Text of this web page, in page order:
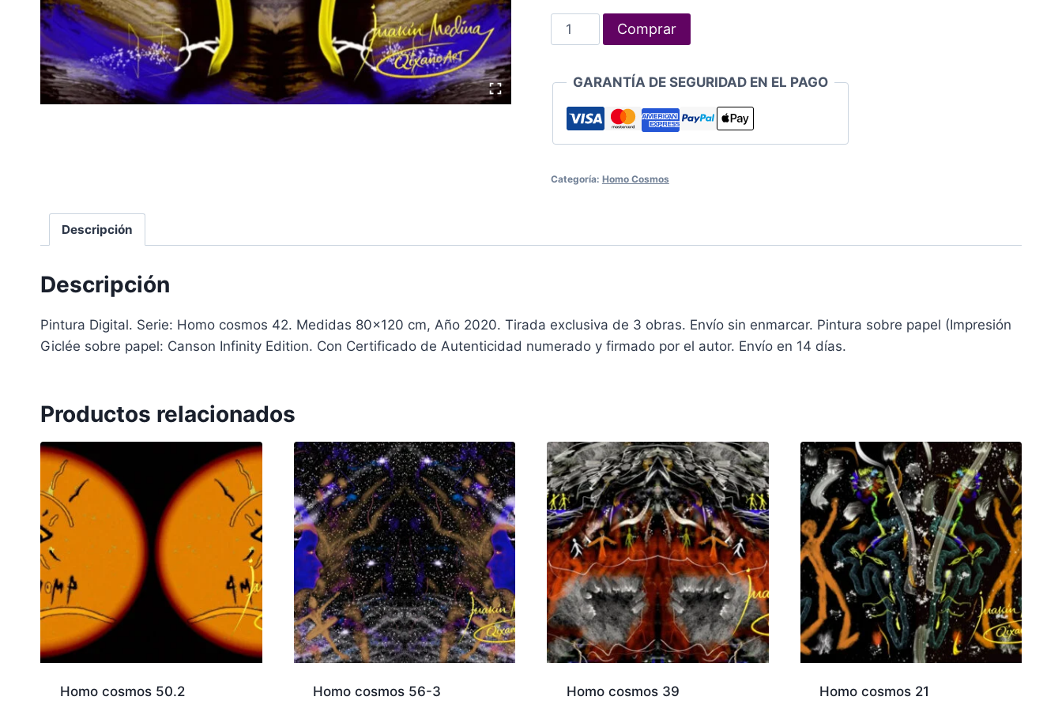
Homo
cosmos
cantidad
Comprar
GARANTÍA DE SEGURIDAD EN EL PAGO
Categoría: Homo Cosmos
Descripción
Descripción
Pintura Digital. Serie: Homo cosmos 42. Medidas 80×120 cm, Año 2020. Tirada exclusiva de 3 obras. Envío sin enmarcar. Pintura sobre papel (Impresión
Giclée sobre papel: Canson Infinity Edition. Con Certificado de Autenticidad numerado y firmado por el autor. Envío en 14 días.
Productos relacionados
Homo cosmos 50.2 Homo cosmos 56-3 Homo cosmos 39 Homo cosmos 21